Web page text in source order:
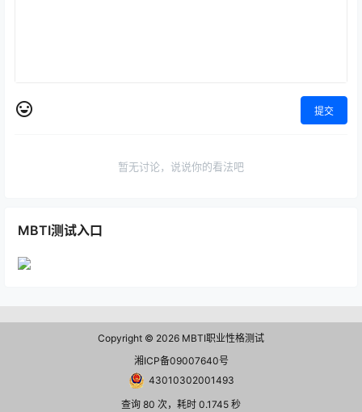
提交
暂无讨论，说说你的看法吧
MBTI测试入口
Copyright © 2026 MBTI职业性格测试
湘ICP备09007640号
43010302001493
查询 80 次，耗时 0.1745 秒